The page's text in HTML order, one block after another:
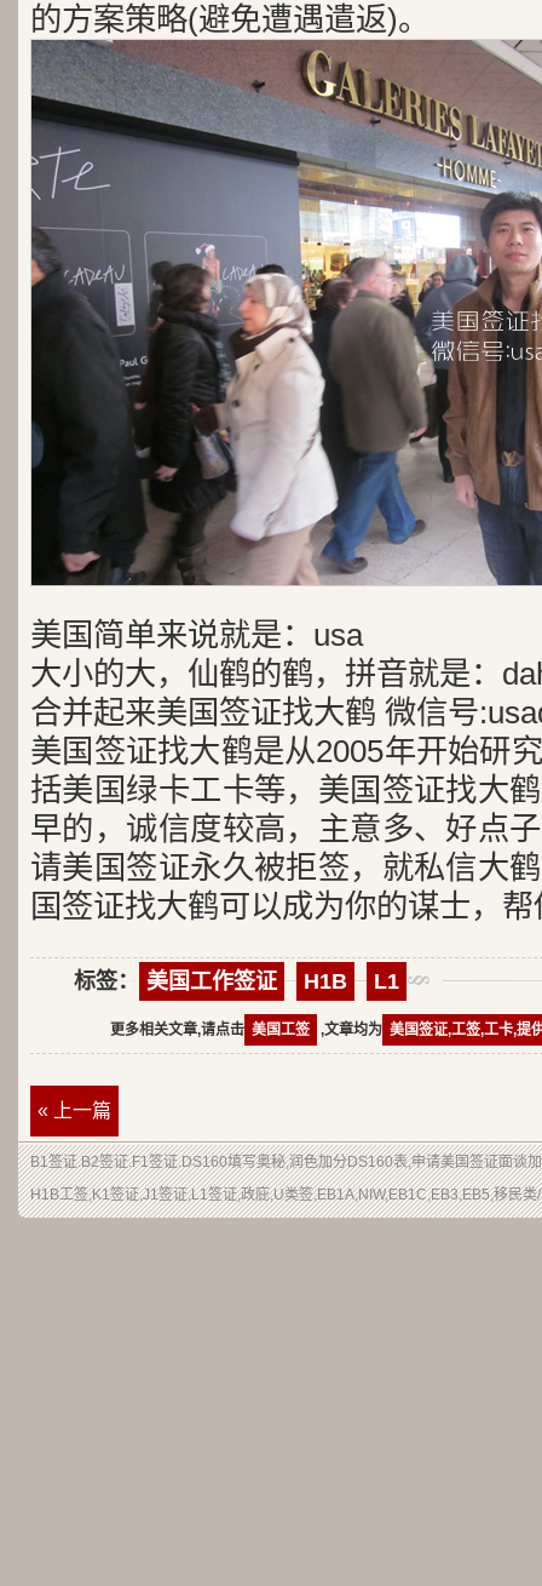
的方案策略(避免遭遇遣返)。
美国简单来说就是：usa
大小的大，仙鹤的鹤，拼音就是：
合并起来美国签证找大鹤 微信号
美国签证找大鹤是从2005年开始研
括美国绿卡工卡等，美国签证找大
早的，诚信度较高，主意多、好点
请美国签证永久被拒签，就私信大
国签证找大鹤可以成为你的谋士，
标签： 美国工作签证 H1B L1
更多相关文章,请点击 美国工签 ,文章均为 美国签证,工签,工卡,提
« 上一篇
B1签证.B2签证.F1签证.DS160填写奥秘,润色加分DS160表,申请美国签证面谈
H1B工签,K1签证,J1签证,L1签证,政庇,U类签,EB1A,NIW,EB1C,EB3,EB5,移民